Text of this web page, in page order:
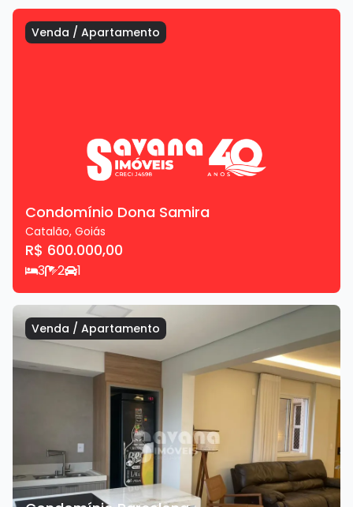
Venda / Apartamento
Condomínio Dona Samira
Catalão, Goiás
R$ 600.000,00
3 2 1
Venda / Apartamento